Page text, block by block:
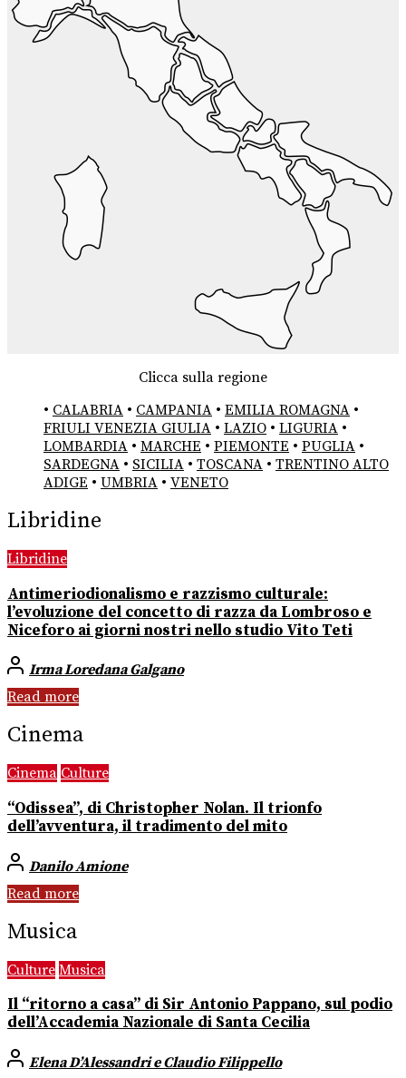
Clicca sulla regione
• CALABRIA • CAMPANIA • EMILIA ROMAGNA •
FRIULI VENEZIA GIULIA • LAZIO • LIGURIA •
LOMBARDIA • MARCHE • PIEMONTE • PUGLIA •
SARDEGNA • SICILIA • TOSCANA • TRENTINO ALTO
ADIGE • UMBRIA • VENETO
Libridine
Libridine
Antimeriodionalismo e razzismo culturale:
l’evoluzione del concetto di razza da Lombroso e
Niceforo ai giorni nostri nello studio Vito Teti
Irma Loredana Galgano
Read more
Cinema
Cinema Culture
“Odissea”, di Christopher Nolan. Il trionfo
dell’avventura, il tradimento del mito
Danilo Amione
Read more
Musica
Culture Musica
Il “ritorno a casa” di Sir Antonio Pappano, sul podio
dell’Accademia Nazionale di Santa Cecilia
Elena D’Alessandri e Claudio Filippello